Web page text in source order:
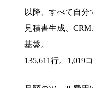
以降、すべて自分
見積書生成、
基盤。
135,611行。1,019